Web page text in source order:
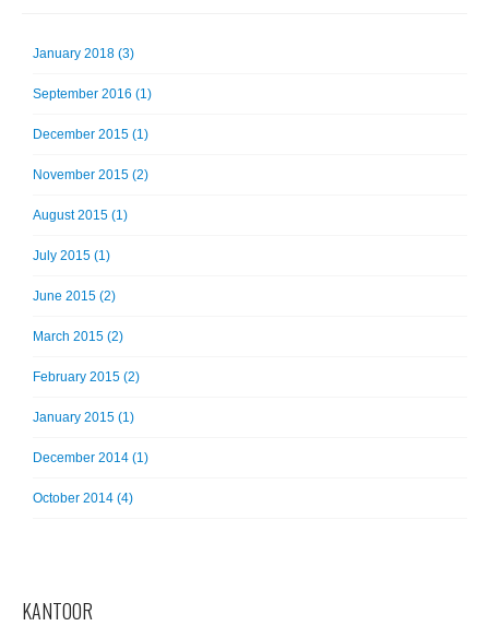
January 2018 (3)
September 2016 (1)
December 2015 (1)
November 2015 (2)
August 2015 (1)
July 2015 (1)
June 2015 (2)
March 2015 (2)
February 2015 (2)
January 2015 (1)
December 2014 (1)
October 2014 (4)
KANTOOR